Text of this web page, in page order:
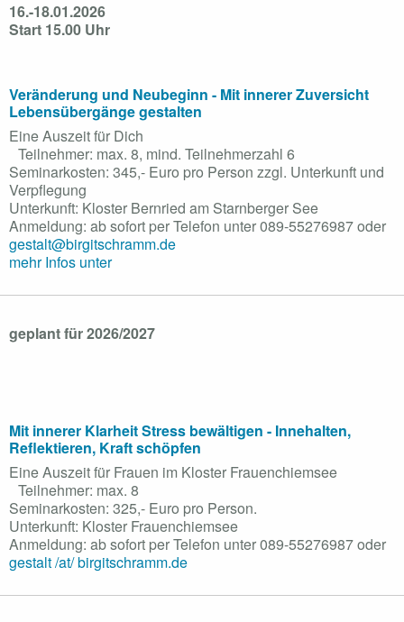
16.-18.01.2026
Start 15.00 Uhr
Veränderung und Neubeginn - Mit innerer Zuversicht
Lebensübergänge gestalten
Eine Auszeit für Dich
Teilnehmer: max. 8, mind. Teilnehmerzahl 6
Seminarkosten: 345,- Euro pro Person zzgl. Unterkunft und
Verpflegung
Unterkunft: Kloster Bernried am Starnberger See
Anmeldung: ab sofort per Telefon unter 089-55276987 oder
gestalt@birgitschramm.de
mehr Infos unter
geplant für 2026/2027
Mit innerer Klarheit Stress bewältigen - Innehalten,
Reflektieren, Kraft schöpfen
Eine Auszeit für Frauen im Kloster Frauenchiemsee
Teilnehmer: max. 8
Seminarkosten: 325,- Euro pro Person.
Unterkunft: Kloster Frauenchiemsee
Anmeldung: ab sofort per Telefon unter 089-55276987 oder
gestalt /at/ birgitschramm.de